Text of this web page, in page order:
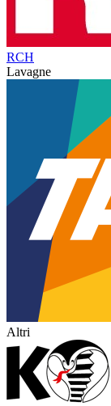
RCH
Lavagne
Altri